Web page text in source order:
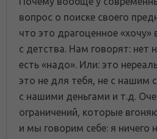
вопрос о поиске своего
что это драгоценное «хочу»
с детства. Нам говорят: нет
есть «надо». Или: это
это не для тебя, не с нашим
с нашими деньгами и т.д.
ограничений, которые
и мы говорим себе: я ничего